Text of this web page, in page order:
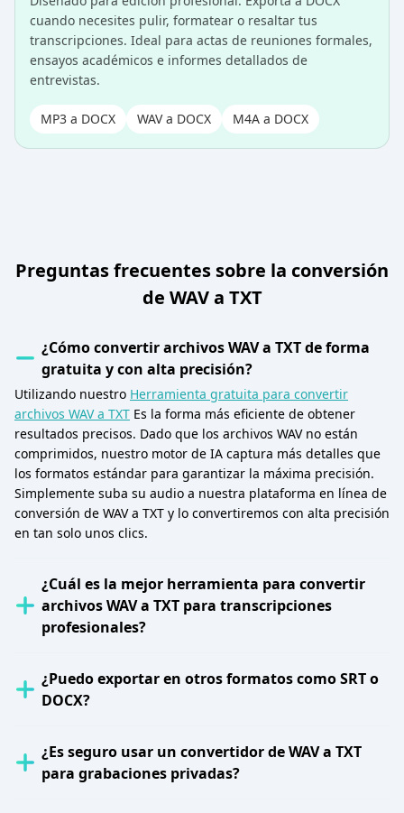
cuando necesites pulir, formatear o resaltar tus
transcripciones. Ideal para actas de reuniones formales,
ensayos académicos e informes detallados de
entrevistas.
MP3 a DOCX WAV a DOCX M4A a DOCX
Preguntas frecuentes sobre la conversión
de WAV a TXT
¿Cómo convertir archivos WAV a TXT de forma
gratuita y con alta precisión?
Utilizando nuestro Herramienta gratuita para convertir
archivos WAV a TXT Es la forma más eficiente de obtener
resultados precisos. Dado que los archivos WAV no están
comprimidos, nuestro motor de IA captura más detalles que
los formatos estándar para garantizar la máxima precisión.
Simplemente suba su audio a nuestra plataforma en línea de
conversión de WAV a TXT y lo convertiremos con alta precisión
en tan solo unos clics.
¿Cuál es la mejor herramienta para convertir
archivos WAV a TXT para transcripciones
profesionales?
¿Puedo exportar en otros formatos como SRT o
DOCX?
¿Es seguro usar un convertidor de WAV a TXT
para grabaciones privadas?